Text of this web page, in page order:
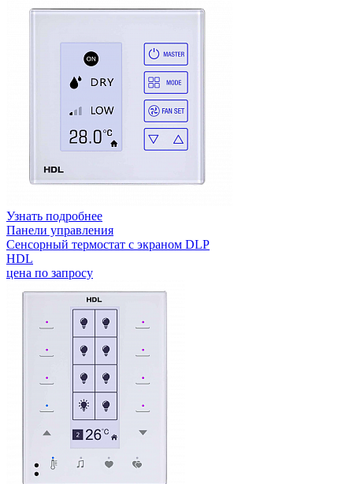
Узнать подробнее
Панели управления
Сенсорный термостат с экраном DLP
HDL
цена по запросу